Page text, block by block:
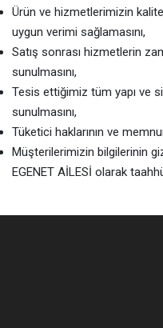
Ürün ve hizmetlerimizin
uygun verimi sağlamasını,
Satış sonrası hizmetlerin
sunulmasını,
Tesis ettiğimiz tüm yapı ve
sunulmasını,
Tüketici haklarının ve
Müşterilerimizin bilgilerinin
EGENET AİLESİ olarak